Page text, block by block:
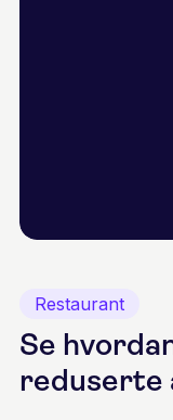
Restaurant
Se
reduserte